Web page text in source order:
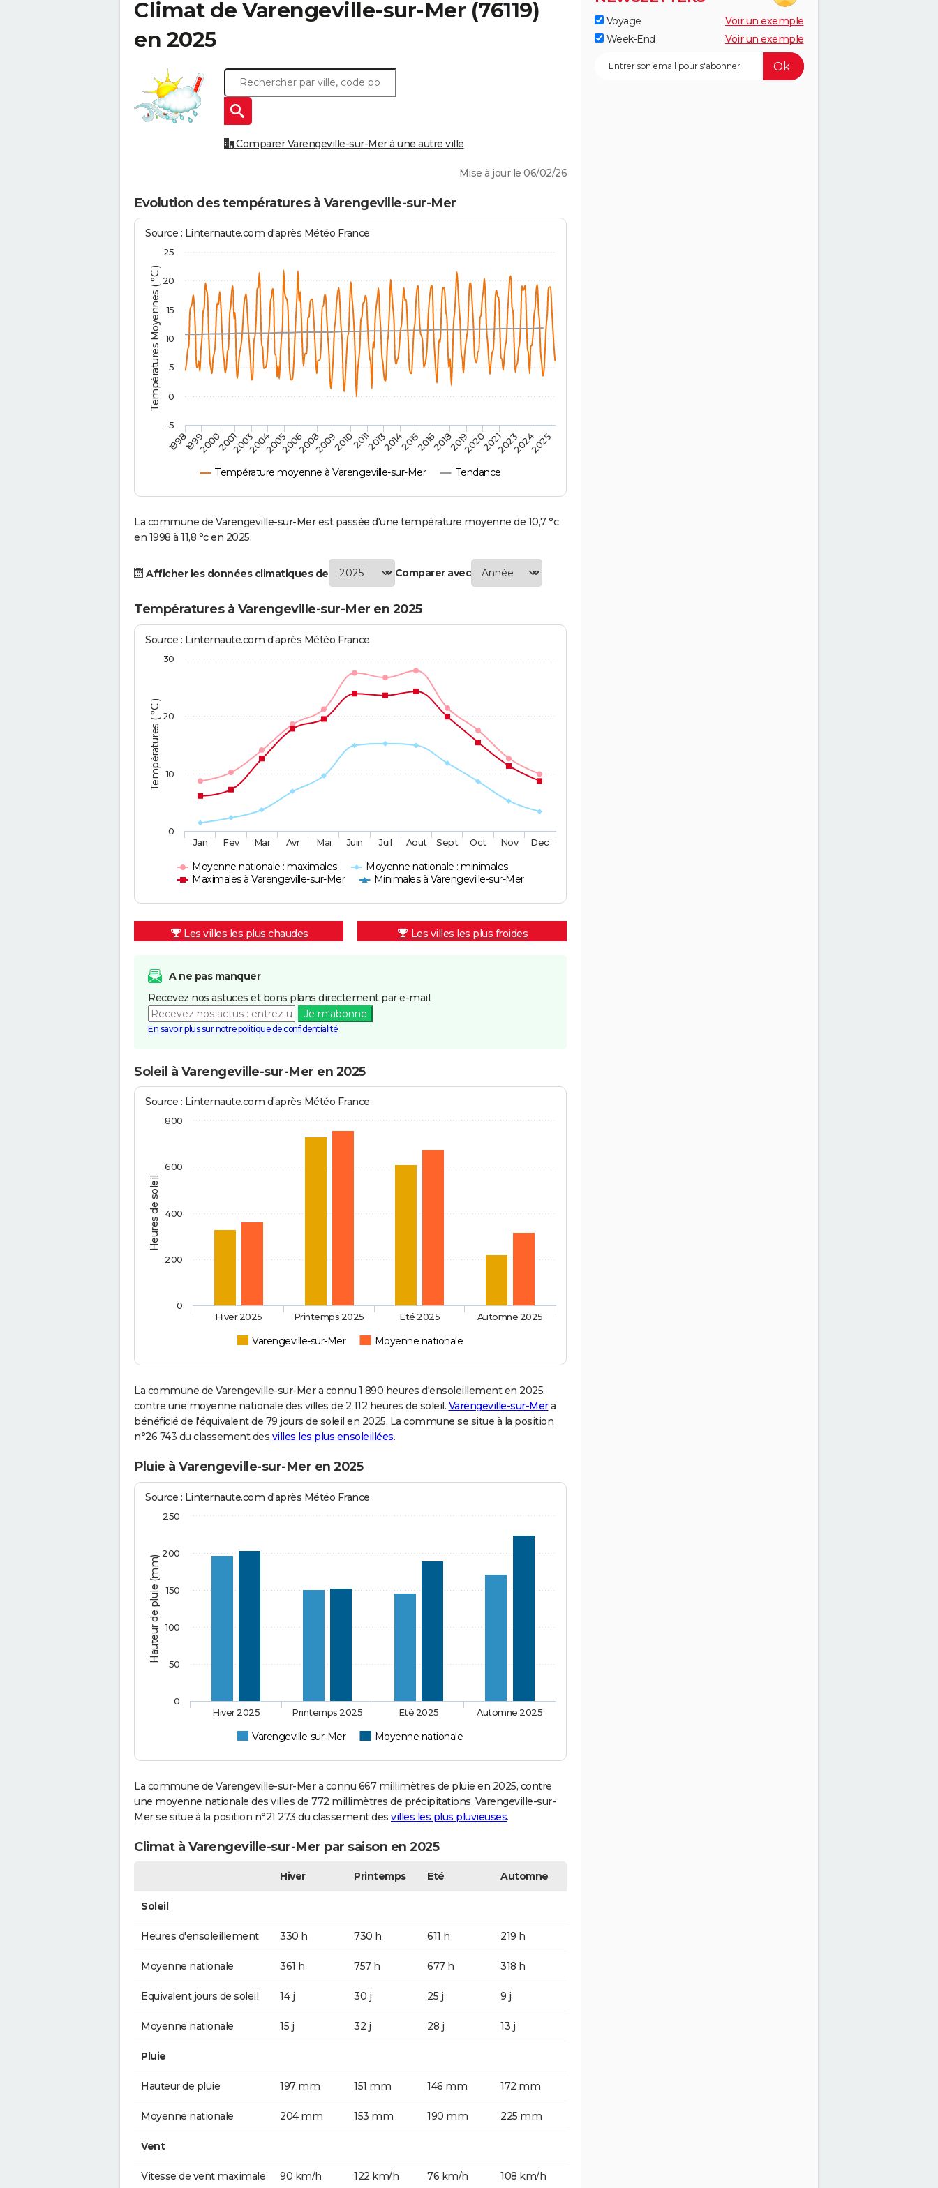
Climat de Varengeville-sur-Mer (76119)
en 2025
Comparer Varengeville-sur-Mer à une autre ville
Mise à jour le 06/02/26
Evolution des températures à Varengeville-sur-Mer
Températures Moyennes ( °C )
Source : Linternaute.com d'après Météo France
Température moyenne à Varengeville-sur-Mer Tendance
1998 2014
199920002001200320042005200620082009201020112013 201520162018201920202021202320242025
-5
0
5
10
15
20
25
La commune de Varengeville-sur-Mer est passée d'une température moyenne de 10,7 °c
en 1998 à 11,8 °c en 2025.
Afficher les données climatiques de Comparer avec
Températures à Varengeville-sur-Mer en 2025
Températures ( °C )
Source : Linternaute.com d'après Météo France
Moyenne nationale : maximales
Moyenne nationale : minimales
Maximales à Varengeville-sur-Mer
Minimales à Varengeville-sur-Mer
Jan Fev Mar Avr Mai Juin Juil Aout Sept Oct Nov Dec
0
10
20
30
Les villes les plus chaudes Les villes les plus froides
A ne pas manquer
Recevez nos astuces et bons plans directement par e-mail.
Je m'abonne
En savoir plus sur notre politique de confidentialité
Soleil à Varengeville-sur-Mer en 2025
Heures de soleil
Source : Linternaute.com d'après Météo France
Varengeville-sur-Mer Moyenne nationale
Hiver 2025 Printemps 2025 Eté 2025 Automne 2025
0
200
400
600
800
La commune de Varengeville-sur-Mer a connu 1 890 heures d'ensoleillement en 2025,
contre une moyenne nationale des villes de 2 112 heures de soleil. Varengeville-sur-Mera
bénéficié de l'équivalent de 79 jours de soleil en 2025. La commune se situe à la position
n°26 743 du classement des villes les plus ensoleillées.
Pluie à Varengeville-sur-Mer en 2025
Hauteur de pluie (mm)
Source : Linternaute.com d'après Météo France
Varengeville-sur-Mer Moyenne nationale
Hiver 2025 Printemps 2025 Eté 2025 Automne 2025
0
50
100
150
200
250
La commune de Varengeville-sur-Mer a connu 667 millimètres de pluie en 2025, contre
une moyenne nationale des villes de 772 millimètres de précipitations. Varengeville-sur-
Mer se situe à la position n°21 273 du classement des villes les plus pluvieuses.
Climat à Varengeville-sur-Mer par saison en 2025
Hiver Printemps Eté Automne
Soleil
Heures d'ensoleillement 330 h 730 h 611 h 219 h
Moyenne nationale 361 h 757 h 677 h 318 h
Equivalent jours de soleil 14 j 30 j 25 j 9 j
Moyenne nationale 15 j 32 j 28 j 13 j
Pluie
Hauteur de pluie 197 mm 151 mm 146 mm 172 mm
Moyenne nationale 204 mm 153 mm 190 mm 225 mm
Vent
Vitesse de vent maximale 90 km/h 122 km/h 76 km/h 108 km/h
Voyage
Voir un exemple
Week-End
Voir un exemple